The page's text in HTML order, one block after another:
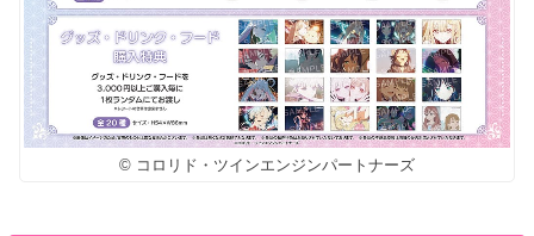
© コロリド・ツインエンジンパートナーズ